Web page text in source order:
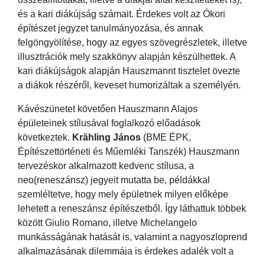
és a kari diákújság számait. Érdekes volt az Ókori
építészet jegyzet tanulmányozása, és annak
felgöngyölítése, hogy az egyes szövegrészletek, illetve
illusztrációk mely szakkönyv alapján készülhettek. A
kari diákújságok alapján Hauszmannt tisztelet övezte
a diákok részéről, keveset humorizáltak a személyén.
Kávészünetet követően Hauszmann Alajos
épületeinek stílusával foglalkozó előadások
következtek. Krähling János (BME ÉPK,
Építészettörténeti és Műemléki Tanszék) Hauszmann
tervezéskor alkalmazott kedvenc stílusa, a
neo(reneszánsz) jegyeit mutatta be, példákkal
szemléltetve, hogy mely épületnek milyen előképe
lehetett a reneszánsz építészetből. Így láthattuk többek
között Giulio Romano, illetve Michelangelo
munkásságának hatását is, valamint a nagyoszloprend
alkalmazásának dilemmája is érdekes adalék volt a